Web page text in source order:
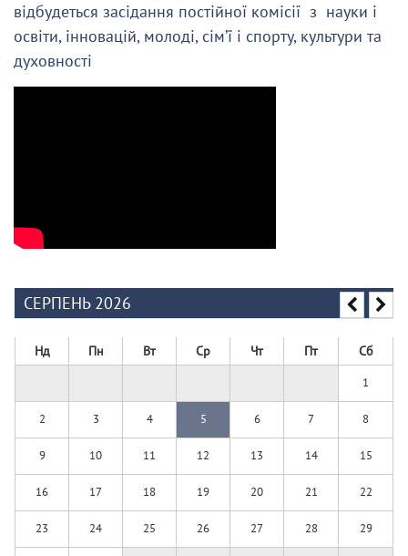
відбудеться засідання постійної комісії з науки і
освіти, інновацій, молоді, сім’ї і спорту, культури та
духовності
СЕРПЕНЬ 2026
Нд Пн Вт Ср Чт Пт Сб
1
2 3 4 5 6 7 8
9 10 11 12 13 14 15
16 17 18 19 20 21 22
23 24 25 26 27 28 29